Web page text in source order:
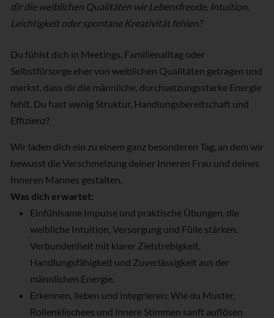
dir die weiblichen Qualitäten wir Lebensfreude, Intuition,
Leichtigkeit oder spontane Kreativität fehlen?
Du fühlst dich in Meetings, Familienalltag oder
Selbstfürsorge eher von weiblichen Qualitäten getragen und
merkst, dass dir die männliche, durchsetzungsstarke Energie
fehlt. Du hast wenig Struktur, Handlungsbereitschaft und
Effizienz?
Wir laden dich ein zu einem ganz besonderen Tag, an dem wir
bewusst die Verschmelzung deiner Inneren Frau und deines
Inneren Mannes gestalten.
Was dich erwartet:
Einfühlsame Impulse und praktische Übungen, die
weibliche Intuition, Versorgung und Fülle stärken.
Verbundenheit mit klarer Zielstrebigkeit,
Handlungsfähigkeit und Zuverlässigkeit aus der
männlichen Energie.
Erkennen, lieben und integrieren: Wie du Muster,
Rollenklischees und innere Stimmen sanft auflösen